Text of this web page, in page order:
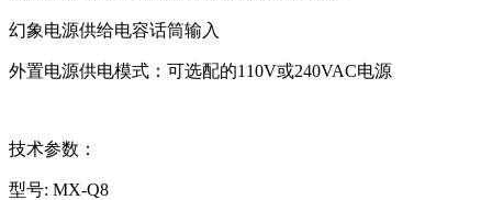
幻象电源供给电容话筒输入
外置电源供电模式：可选配的110V或240VAC电源
技术参数：
型号: MX-Q8